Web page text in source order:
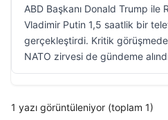
ABD Başkanı Donald Trump ile
Vladimir Putin 1,5 saatlik bir
gerçekleştirdi. Kritik görüşmede
NATO zirvesi de gündeme
1 yazı görüntüleniyor (toplam 1)